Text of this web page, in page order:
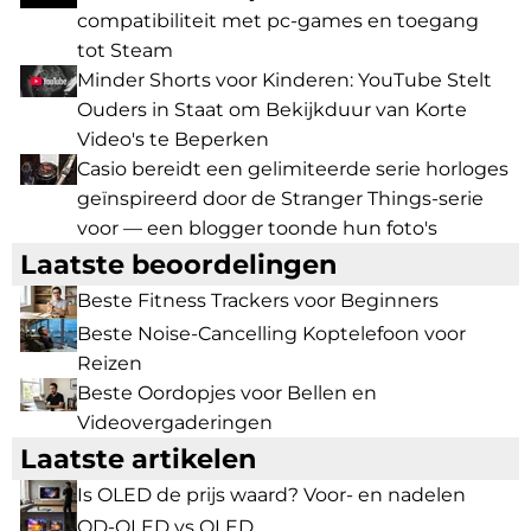
compatibiliteit met pc-games en toegang
tot Steam
Minder Shorts voor Kinderen: YouTube Stelt
Ouders in Staat om Bekijkduur van Korte
Video's te Beperken
Casio bereidt een gelimiteerde serie horloges
geïnspireerd door de Stranger Things-serie
voor — een blogger toonde hun foto's
Laatste beoordelingen
Beste Fitness Trackers voor Beginners
Beste Noise-Cancelling Koptelefoon voor
Reizen
Beste Oordopjes voor Bellen en
Videovergaderingen
Laatste artikelen
Is OLED de prijs waard? Voor- en nadelen